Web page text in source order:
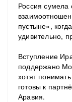
Россия сумела
пустыне»,
удивительно,
Вступление
поддержано
хотят
готовы к
Аравия.